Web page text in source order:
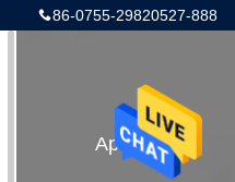
86-0755-29820527-888
Aperçu